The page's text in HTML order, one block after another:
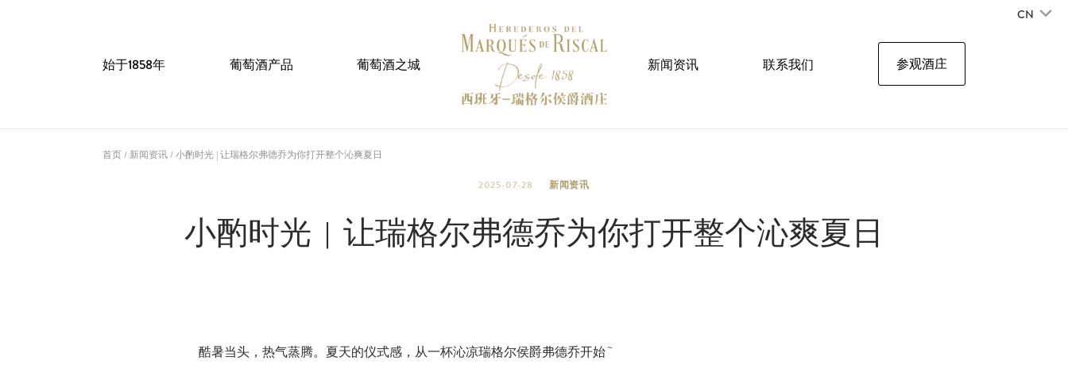
CN
始于1858年 葡萄酒产品 葡萄酒之城 新闻资讯 联系我们 参观酒庄
首页/新闻资讯/小酌时光 | 让瑞格尔弗德乔为你打开整个沁爽夏日
2025-07-28 新闻资讯
小酌时光 | 让瑞格尔弗德乔为你打开整个沁爽夏日
酷暑当头，热气蒸腾。夏天的仪式感，从一杯沁凉瑞格尔侯爵弗德乔开始~